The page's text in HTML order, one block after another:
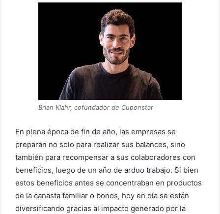
Brian Klahr, cofundador de Cuponstar
En plena época de fin de año, las empresas se
preparan no solo para realizar sus balances, sino
también para recompensar a sus colaboradores con
beneficios, luego de un año de arduo trabajo. Si bien
estos beneficios antes se concentraban en productos
de la canasta familiar o bonos, hoy en día se están
diversificando gracias al impacto generado por la